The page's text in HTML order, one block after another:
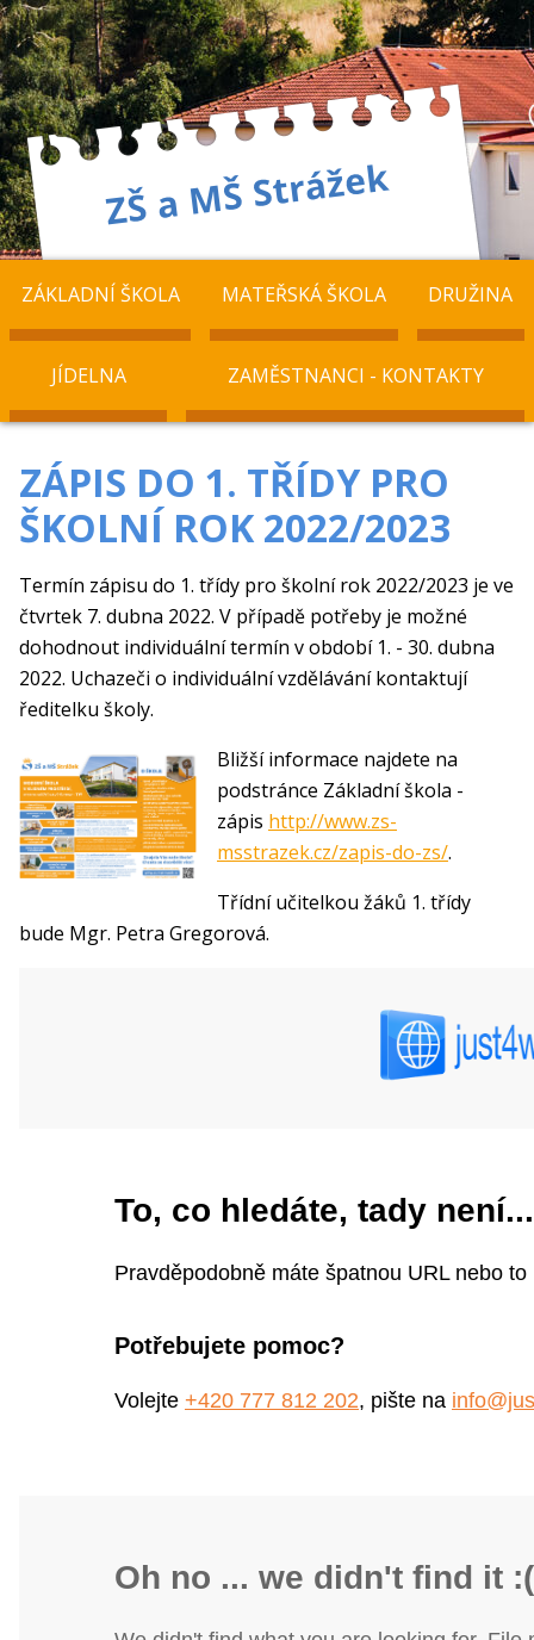
ZÁKLADNÍ ŠKOLA MATEŘSKÁ ŠKOLA DRUŽINA
JÍDELNA ZAMĚSTNANCI - KONTAKTY
ZÁPIS DO 1. TŘÍDY PRO
ŠKOLNÍ ROK 2022/2023
Termín zápisu do 1. třídy pro školní rok 2022/2023 je ve
čtvrtek 7. dubna 2022. V případě potřeby je možné
dohodnout individuální termín v období 1. - 30. dubna
2022. Uchazeči o individuální vzdělávání kontaktují
ředitelku školy.
Bližší informace najdete na
podstránce Základní škola -
zápis http://www.zs-
msstrazek.cz/zapis-do-zs/.
Třídní učitelkou žáků 1. třídy
bude Mgr. Petra Gregorová.